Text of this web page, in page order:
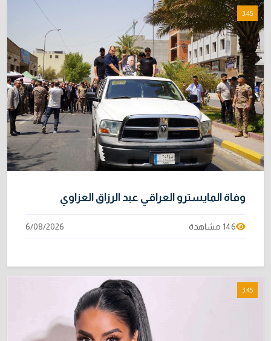
3:45
وفاة المايسترو العراقي عبد الرزاق العزاوي
146 مشاهدة 6/08/2026
3:45